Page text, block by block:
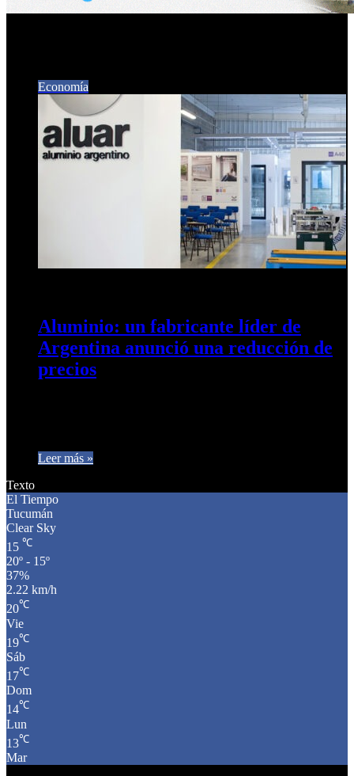
Economía
Aluminio: un fabricante líder de
Argentina anunció una reducción de
precios
Leer más »
Texto
El Tiempo
Tucumán
Clear Sky
15 ℃
20º - 15º
37%
2.22 km/h
20℃
Vie
19℃
Sáb
17℃
Dom
14℃
Lun
13℃
Mar